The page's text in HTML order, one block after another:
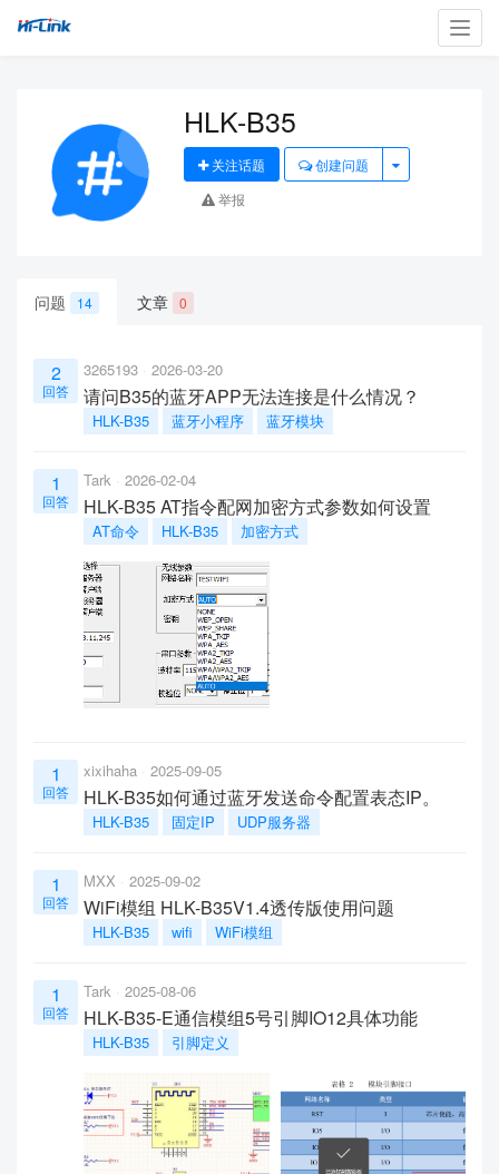
HLK-B35
关注话题
创建问题
举报
问题 14 文章 0
2
回答
3265193 2026-03-20
请问B35的蓝牙APP无法连接是什么情况？
HLK-B35 蓝牙小程序 蓝牙模块
1
回答
Tark 2026-02-04
HLK-B35 AT指令配网加密方式参数如何设置
AT命令 HLK-B35 加密方式
1
回答
xixihaha 2025-09-05
HLK-B35如何通过蓝牙发送命令配置表态IP。
HLK-B35 固定IP UDP服务器
1
回答
MXX 2025-09-02
WiFi模组 HLK-B35V1.4透传版使用问题
HLK-B35 wifi WiFi模组
1
回答
Tark 2025-08-06
HLK-B35-E通信模组5号引脚IO12具体功能
HLK-B35 引脚定义